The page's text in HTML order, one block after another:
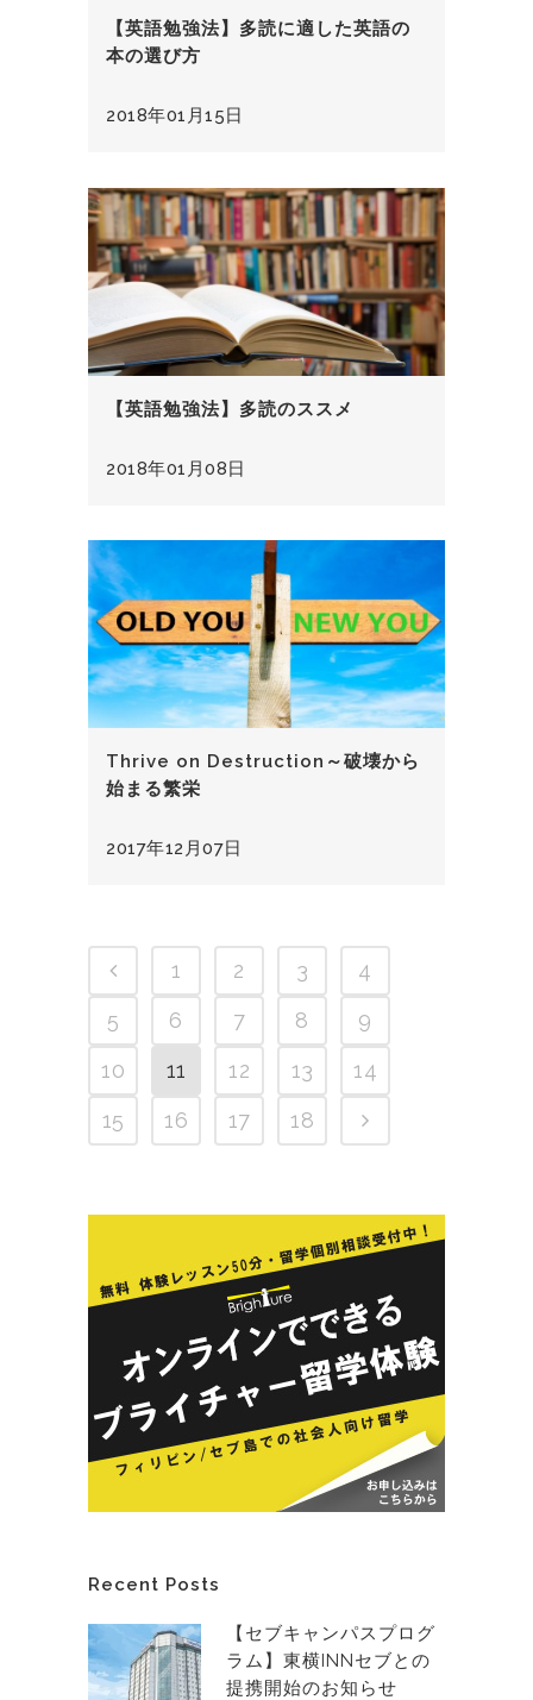
【英語勉強法】多読に適した英語の
本の選び方
2018年01月15日
【英語勉強法】多読のススメ
2018年01月08日
Thrive on Destruction～破壊から
始まる繁栄
2017年12月07日
1 2 3
4
5
6 7 8
9
10
11 12 13
14
15
16 17 18
Recent Posts
【セブキャンパスプログ
ラム】東横INNセブとの
提携開始のお知らせ